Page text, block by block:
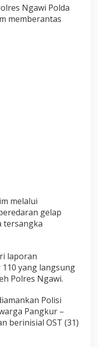
Ngawi Polda
memberantas
melalui
gelap
tersangka
laporan
yang langsung
Polres Ngawi.
Polisi
Pangkur –
berinisial OST (31)